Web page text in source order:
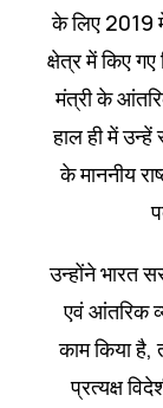
के लिए 2019 में
क्षेत्र में किए
मंत्री के
हाल ही में
के माननीय
उन्होंने भारत
एवं आंतरिक
काम किया है,
प्रत्यक्ष